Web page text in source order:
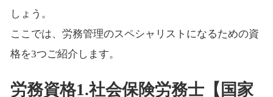
しょう。
ここでは、労務管理のスペシャリストになるための資
格を3つご紹介します。
労務資格1.社会保険労務士【国家